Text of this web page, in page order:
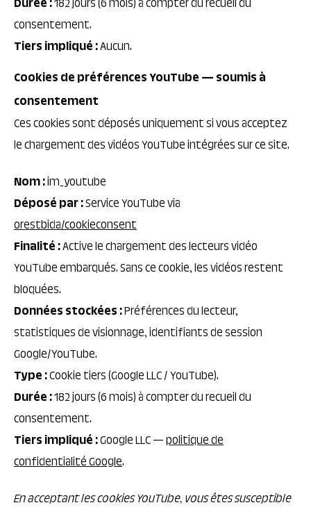
Durée :182 jours (6 mois) à compter du recueil du
consentement.
Tiers impliqué :Aucun.
Cookies de préférences YouTube — soumis à
consentement
Ces cookies sont déposés uniquement si vous acceptez
le chargement des vidéos YouTube intégrées sur ce site.
Nom :im_youtube
Déposé par :Service YouTube via
orestbida/cookieconsent
Finalité :Active le chargement des lecteurs vidéo
YouTube embarqués. Sans ce cookie, les vidéos restent
bloquées.
Données stockées :Préférences du lecteur,
statistiques de visionnage, identifiants de session
Google/YouTube.
Type :Cookie tiers (Google LLC / YouTube).
Durée :182 jours (6 mois) à compter du recueil du
consentement.
Tiers impliqué :Google LLC —politique de
confidentialité Google.
En acceptant les cookies YouTube, vous êtes susceptible